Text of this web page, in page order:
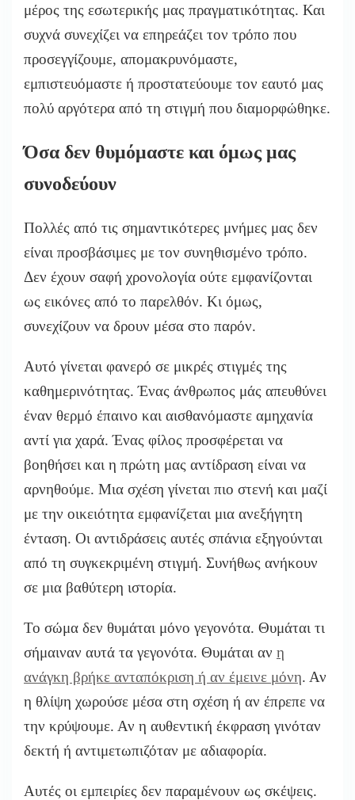
μέρος της εσωτερικής μας πραγματικότητας. Και
συχνά συνεχίζει να επηρεάζει τον τρόπο που
προσεγγίζουμε, απομακρυνόμαστε,
εμπιστευόμαστε ή προστατεύουμε τον εαυτό μας
πολύ αργότερα από τη στιγμή που διαμορφώθηκε.
Όσα δεν θυμόμαστε και όμως μας
συνοδεύουν
Πολλές από τις σημαντικότερες μνήμες μας δεν
είναι προσβάσιμες με τον συνηθισμένο τρόπο.
Δεν έχουν σαφή χρονολογία ούτε εμφανίζονται
ως εικόνες από το παρελθόν. Κι όμως,
συνεχίζουν να δρουν μέσα στο παρόν.
Αυτό γίνεται φανερό σε μικρές στιγμές της
καθημερινότητας. Ένας άνθρωπος μάς απευθύνει
έναν θερμό έπαινο και αισθανόμαστε αμηχανία
αντί για χαρά. Ένας φίλος προσφέρεται να
βοηθήσει και η πρώτη μας αντίδραση είναι να
αρνηθούμε. Μια σχέση γίνεται πιο στενή και μαζί
με την οικειότητα εμφανίζεται μια ανεξήγητη
ένταση. Οι αντιδράσεις αυτές σπάνια εξηγούνται
από τη συγκεκριμένη στιγμή. Συνήθως ανήκουν
σε μια βαθύτερη ιστορία.
Το σώμα δεν θυμάται μόνο γεγονότα. Θυμάται τι
σήμαιναν αυτά τα γεγονότα. Θυμάται αν η
ανάγκη βρήκε ανταπόκριση ή αν έμεινε μόνη. Αν
η θλίψη χωρούσε μέσα στη σχέση ή αν έπρεπε να
την κρύψουμε. Αν η αυθεντική έκφραση γινόταν
δεκτή ή αντιμετωπιζόταν με αδιαφορία.
Αυτές οι εμπειρίες δεν παραμένουν ως σκέψεις.